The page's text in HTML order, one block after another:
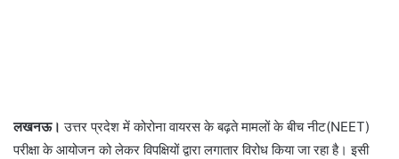
लखनऊ। उत्तर प्रदेश में कोरोना वायरस के बढ़ते मामलों के बीच नीट(NEET)
परीक्षा के आयोजन को लेकर विपक्षियों द्वारा लगातार विरोध किया जा रहा है। इसी